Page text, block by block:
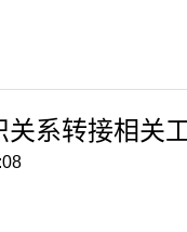
系转接相关